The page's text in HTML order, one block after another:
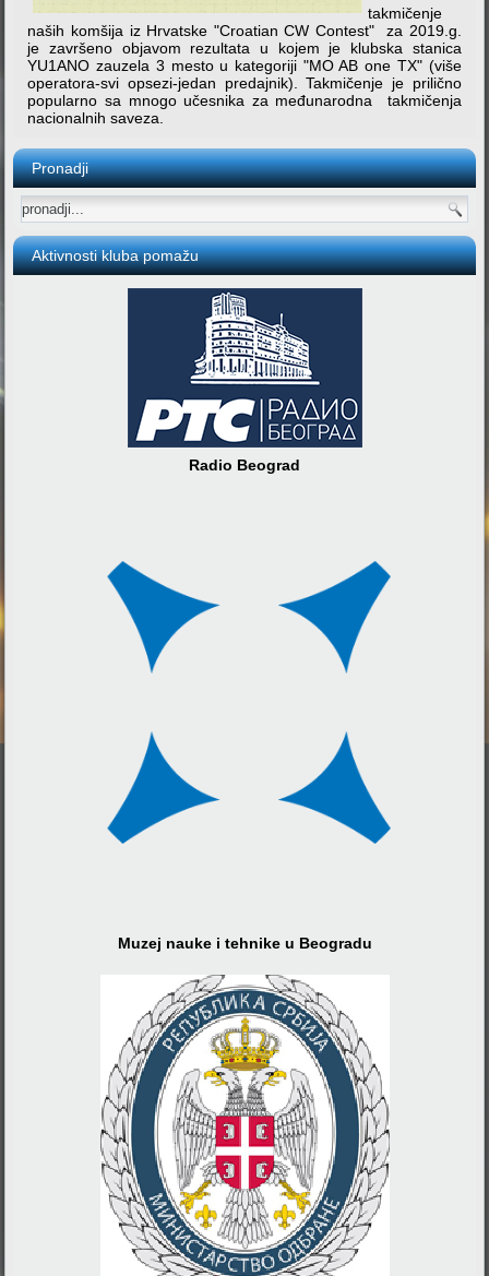
takmičenje
naših komšija iz Hrvatske "Croatian CW Contest" za 2019.g.
je završeno objavom rezultata u kojem je klubska stanica
YU1ANO zauzela 3 mesto u kategoriji "MO AB one TX" (više
operatora-svi opsezi-jedan predajnik). Takmičenje je prilično
popularno sa mnogo učesnika za međunarodna takmičenja
nacionalnih saveza.
Pronadji
Aktivnosti kluba pomažu
Radio Beograd
Muzej nauke i tehnike u Beogradu